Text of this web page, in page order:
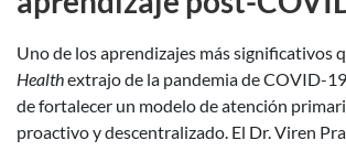
Uno de los aprendizajes más significativos
Healthextrajo de la pandemia de COVID-
de fortalecer un modelo de atención
proactivo y descentralizado. El Dr. Viren